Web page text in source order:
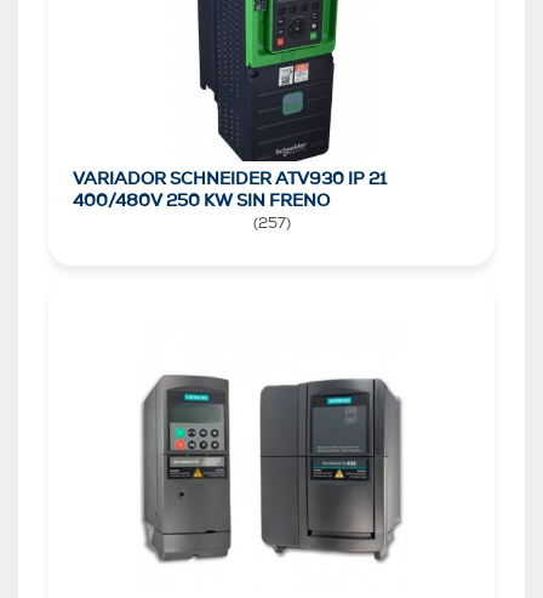
VARIADOR SCHNEIDER ATV930 IP 21
400/480V 250 KW SIN FRENO
(257)